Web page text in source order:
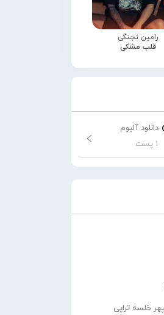
رامین تجنگی
قلب مشکی
دانلود آلبوم
1 پست
خلسه تراپی